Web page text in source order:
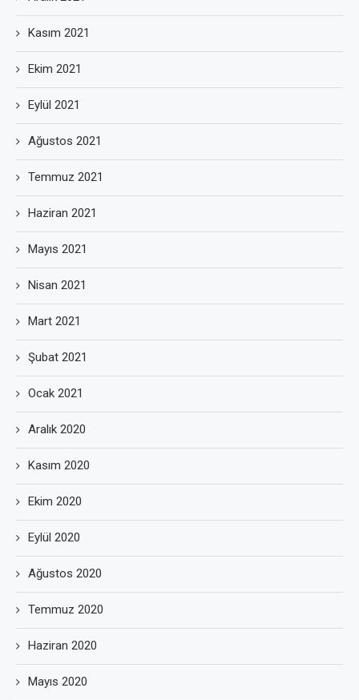
Kasım 2021
Ekim 2021
Eylül 2021
Ağustos 2021
Temmuz 2021
Haziran 2021
Mayıs 2021
Nisan 2021
Mart 2021
Şubat 2021
Ocak 2021
Aralık 2020
Kasım 2020
Ekim 2020
Eylül 2020
Ağustos 2020
Temmuz 2020
Haziran 2020
Mayıs 2020